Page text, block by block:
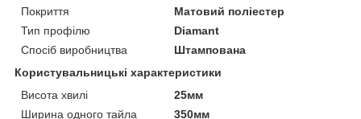
Покриття
Матовий поліестер
Тип профілю
Diamant
Спосіб виробництва
Штампована
Користувальницькі характеристики
Висота хвилі
25мм
Ширина одного тайла
350мм